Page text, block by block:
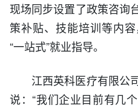
现场同步设置了政策咨询
策补贴、技能培训等内
“一站式”就业指导。
江西英科医疗有限公
说：“我们企业目前有几